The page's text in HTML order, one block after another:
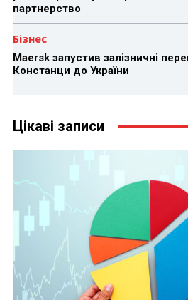
партнерство
Бізнес
Maersk запустив залізничні
Констанци до України
Цікаві записи